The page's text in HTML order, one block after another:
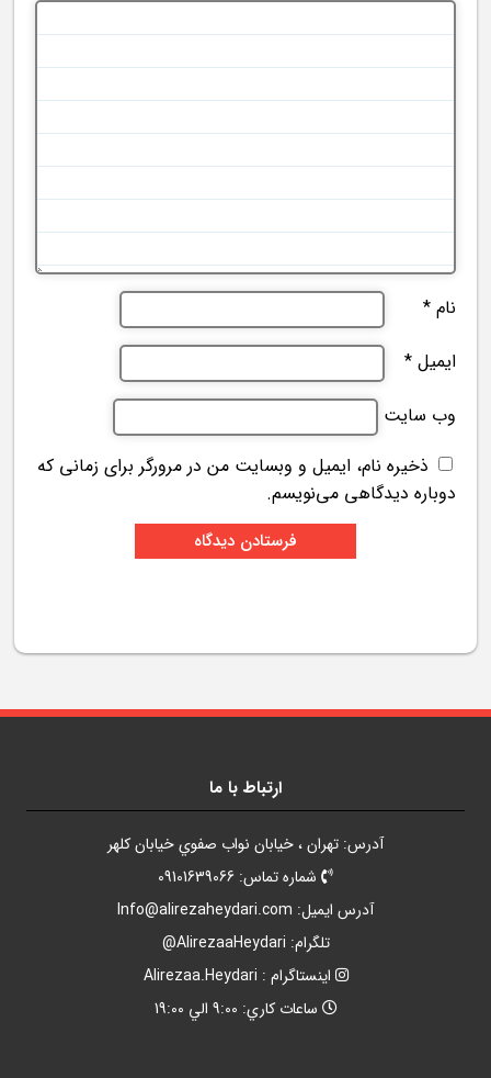
نام *
ایمیل *
وب‌ سایت
ذخیره نام، ایمیل و وبسایت من در مرورگر برای زمانی که
دوباره دیدگاهی می‌نویسم.
ارتباط با ما
آدرس: تهران ، خيابان نواب صفوي خيابان کلهر
شماره تماس: 09101639066
آدرس ايميل: Info@alirezaheydari.com
تلگرام: AlirezaaHeydari@
اينستاگرام : Alirezaa.Heydari
ساعات کاري: 9:00 الي 19:00